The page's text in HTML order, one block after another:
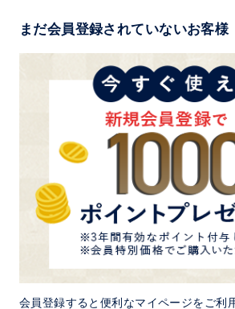
まだ会員登録されていないお客様
会員登録すると便利なマイページをご利